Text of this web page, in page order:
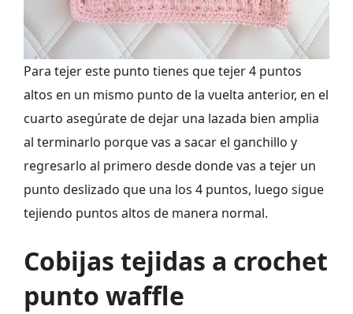
Para tejer este punto tienes que tejer 4 puntos
altos en un mismo punto de la vuelta anterior, en el
cuarto asegúrate de dejar una lazada bien amplia
al terminarlo porque vas a sacar el ganchillo y
regresarlo al primero desde donde vas a tejer un
punto deslizado que una los 4 puntos, luego sigue
tejiendo puntos altos de manera normal.
Cobijas tejidas a crochet
punto waffle